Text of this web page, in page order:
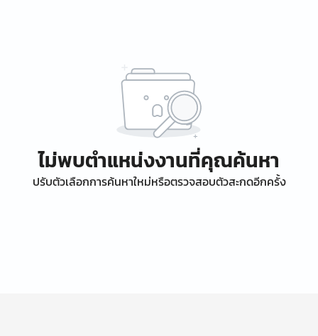
ไม่พบตำแหน่งงานที่คุณค้นหา
ปรับตัวเลือกการค้นหาใหม่หรือตรวจสอบตัวสะกดอีกครั้ง